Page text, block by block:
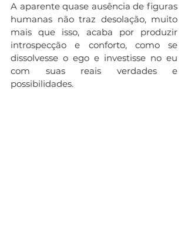
A aparente quase ausência de figuras
humanas não traz desolação, muito
mais que isso, acaba por produzir
introspecção e conforto, como se
dissolvesse o ego e investisse no eu
com suas reais verdades e
possibilidades.